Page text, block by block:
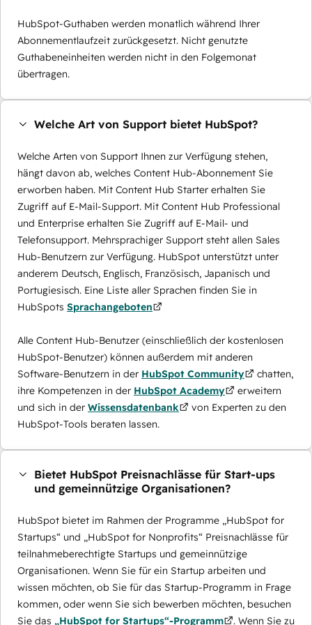
HubSpot-Guthaben werden monatlich während Ihrer
Abonnementlaufzeit zurückgesetzt. Nicht genutzte
Guthabeneinheiten werden nicht in den Folgemonat
übertragen.
Welche Art von Support bietet HubSpot?
Welche Arten von Support Ihnen zur Verfügung stehen,
hängt davon ab, welches Content Hub-Abonnement Sie
erworben haben. Mit Content Hub Starter erhalten Sie
Zugriff auf E-Mail-Support. Mit Content Hub Professional
und Enterprise erhalten Sie Zugriff auf E-Mail- und
Telefonsupport. Mehrsprachiger Support steht allen Sales
Hub-Benutzern zur Verfügung. HubSpot unterstützt unter
anderem Deutsch, Englisch, Französisch, Japanisch und
Portugiesisch. Eine Liste aller Sprachen finden Sie in
HubSpots Sprachangeboten
Alle Content Hub-Benutzer (einschließlich der kostenlosen
HubSpot-Benutzer) können außerdem mit anderen
Software-Benutzern in der HubSpot Community
chatten,
ihre Kompetenzen in der HubSpot Academy
erweitern
und sich in der Wissensdatenbank
von Experten zu den
HubSpot-Tools beraten lassen.
Bietet HubSpot Preisnachlässe für Start-ups
und gemeinnützige Organisationen?
HubSpot bietet im Rahmen der Programme „HubSpot for
Startups“ und „HubSpot for Nonprofits“ Preisnachlässe für
teilnahmeberechtigte Startups und gemeinnützige
Organisationen. Wenn Sie für ein Startup arbeiten und
wissen möchten, ob Sie für das Startup-Programm in Frage
kommen, oder wenn Sie sich bewerben möchten, besuchen
Sie das „HubSpot for Startups“-Programm . Wenn Sie zu